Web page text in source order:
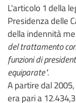
L'articolo 1 della
Presidenza delle
della indennità
del trattamento
funzioni di
equiparate".
A partire dal
era pari a